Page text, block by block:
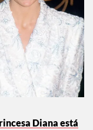
Diana está